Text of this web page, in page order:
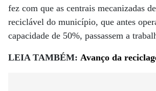
fez com que as centrais mecanizadas
reciclável do município, que antes
capacidade de 50%, passassem a
LEIA TAMBÉM: Avanço da